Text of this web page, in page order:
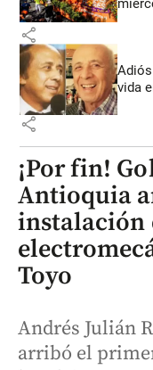
share
vida
share
¡Por fin!
Antioquia
instalación
Toyo
Andrés Julián
arribó el